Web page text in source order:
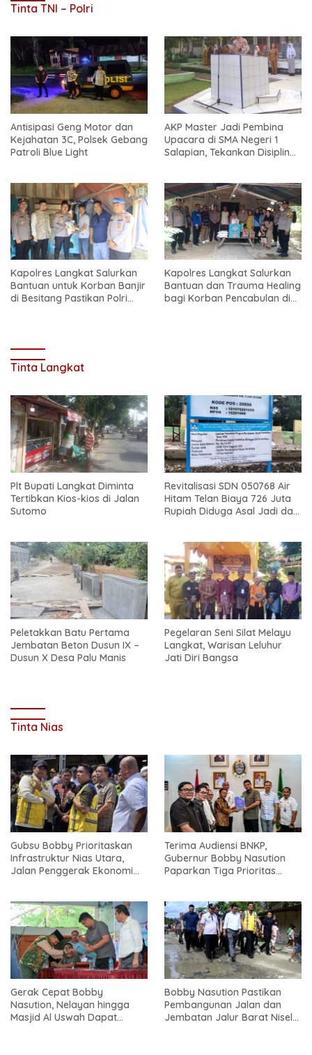
Tinta TNI – Polri
Antisipasi Geng Motor dan
Kejahatan 3C, Polsek Gebang
Patroli Blue Light
AKP Master Jadi Pembina
Upacara di SMA Negeri 1
Salapian, Tekankan Disiplin
Kapolres Langkat Salurkan
Bantuan untuk Korban Banjir
di Besitang Pastikan Polri
Kapolres Langkat Salurkan
Bantuan dan Trauma Healing
bagi Korban Pencabulan di
Tinta Langkat
Plt Bupati Langkat Diminta
Tertibkan Kios-kios di Jalan
Sutomo
Revitalisasi SDN 050768 Air
Hitam Telan Biaya 726 Juta
Rupiah Diduga Asal Jadi dan
Peletakkan Batu Pertama
Jembatan Beton Dusun IX –
Dusun X Desa Palu Manis
Pegelaran Seni Silat Melayu
Langkat, Warisan Leluhur
Jati Diri Bangsa
Tinta Nias
Gubsu Bobby Prioritaskan
Infrastruktur Nias Utara,
Jalan Penggerak Ekonomi
Terima Audiensi BNKP,
Gubernur Bobby Nasution
Paparkan Tiga Prioritas
Gerak Cepat Bobby
Nasution, Nelayan hingga
Masjid Al Uswah Dapat
Bobby Nasution Pastikan
Pembangunan Jalan dan
Jembatan Jalur Barat Nisel-